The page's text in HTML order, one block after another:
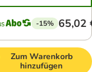
-15% 65,02
Zum Warenkorb
hinzufügen